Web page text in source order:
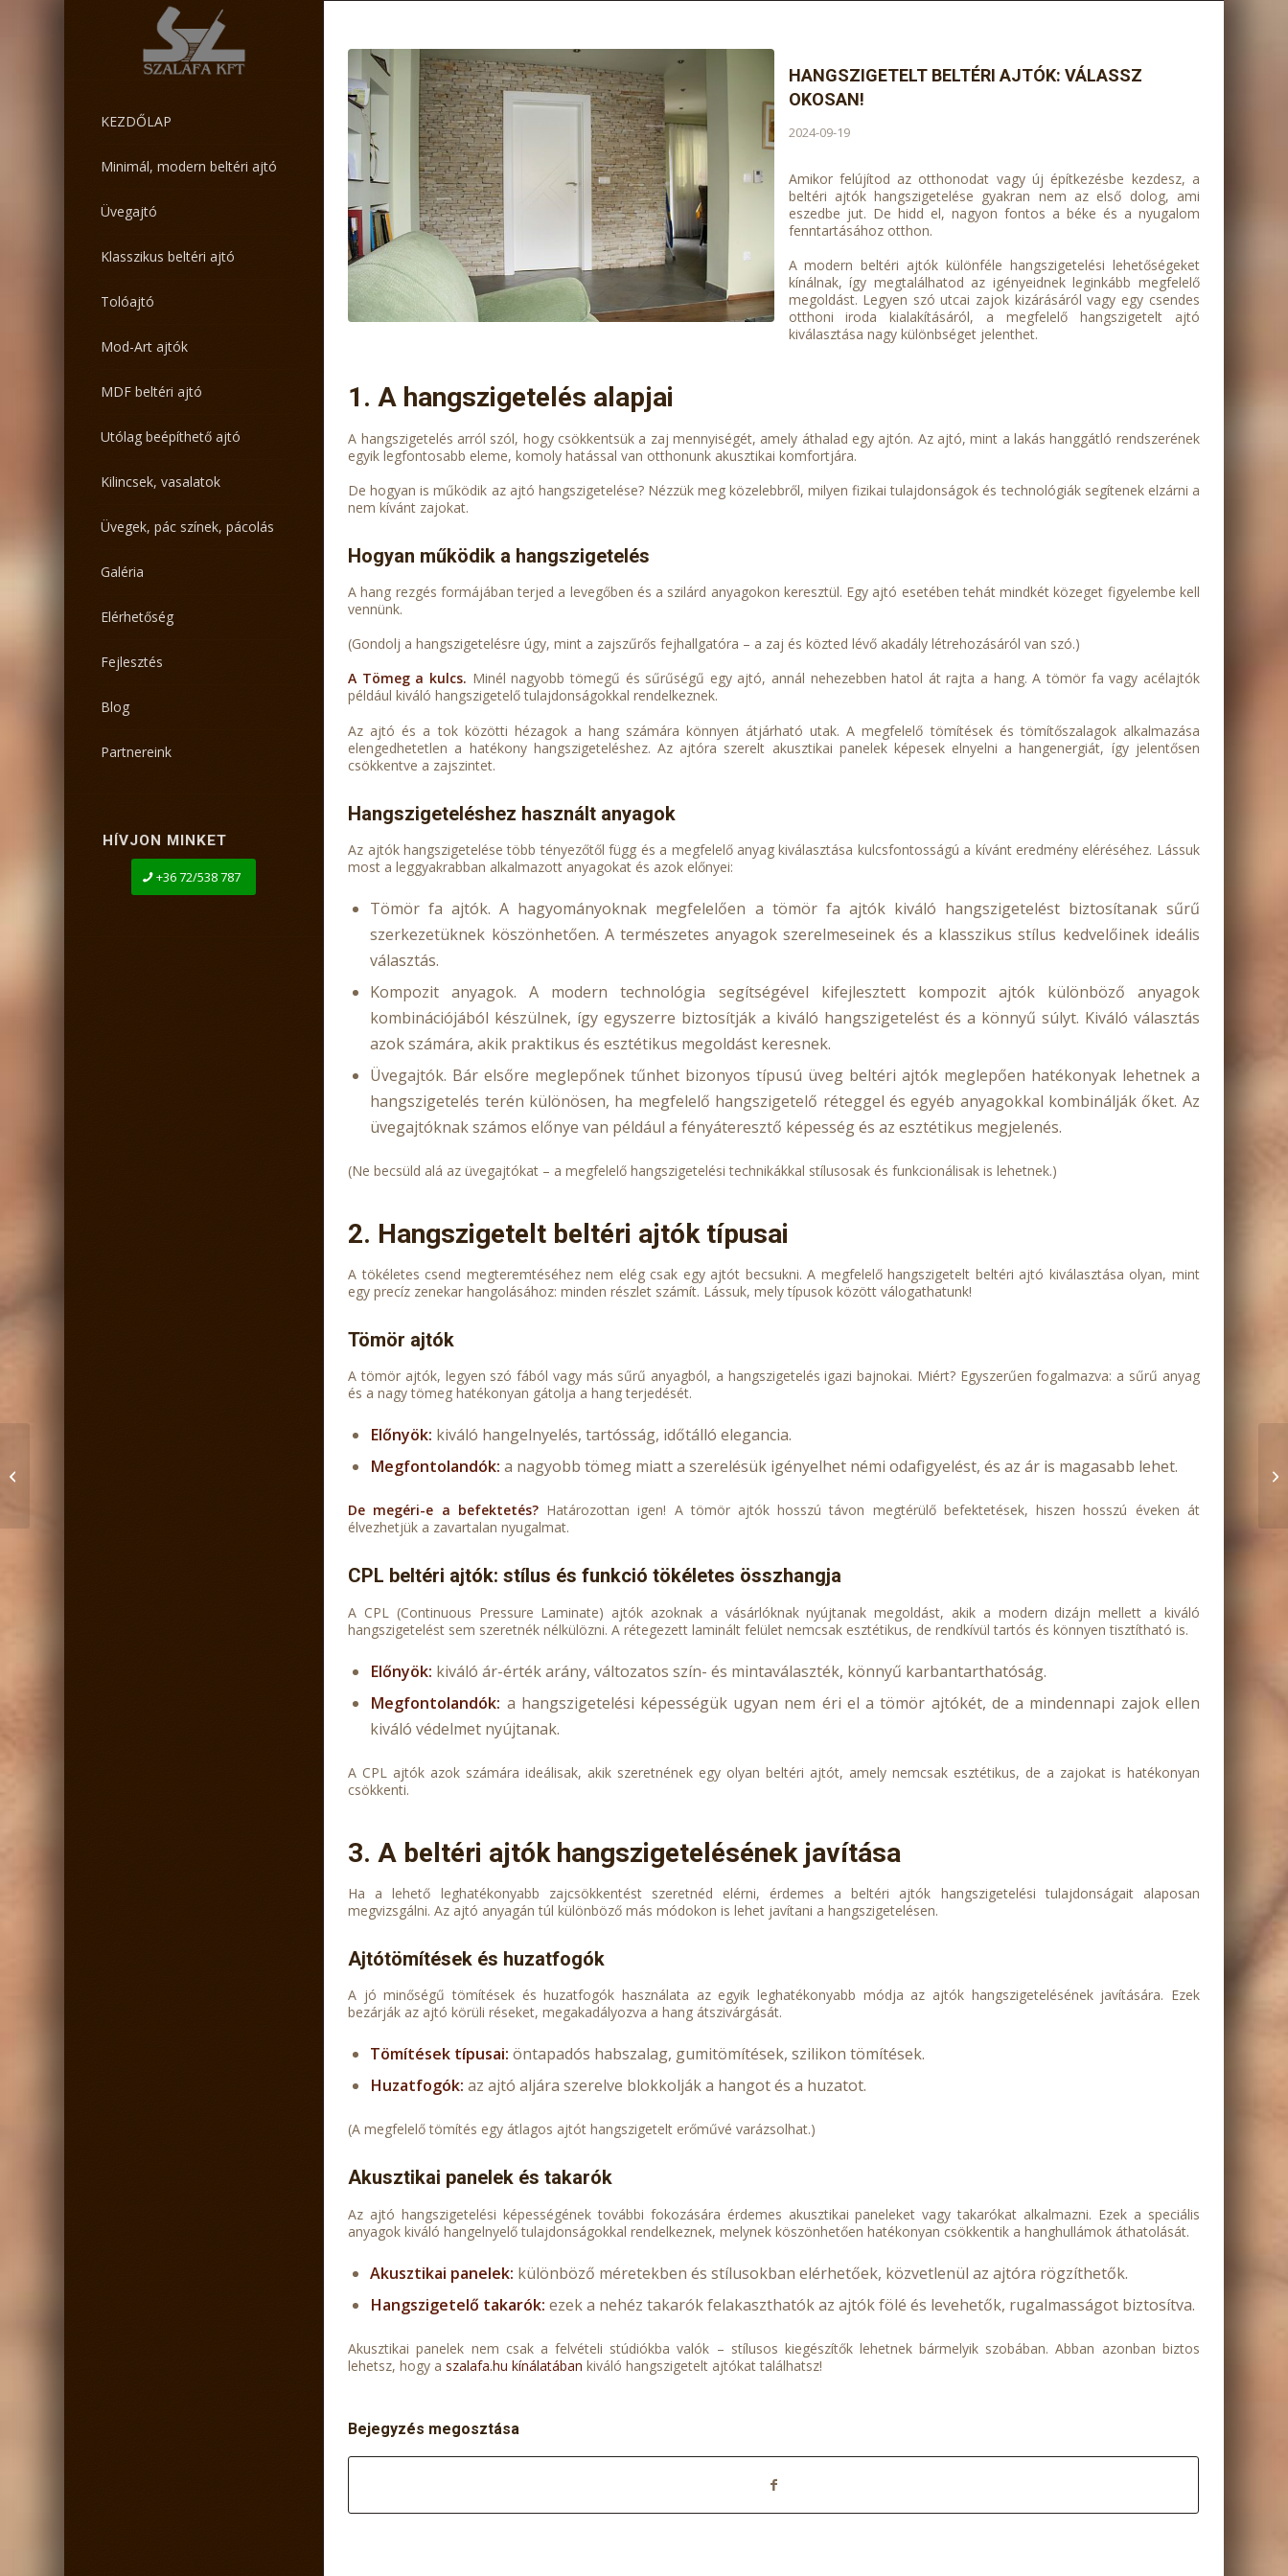
KEZDŐLAP
Minimál, modern beltéri ajtó
Üvegajtó
Klasszikus beltéri ajtó
Tolóajtó
Mod-Art ajtók
MDF beltéri ajtó
Utólag beépíthető ajtó
Kilincsek, vasalatok
Üvegek, pác színek, pácolás
Galéria
Elérhetőség
Fejlesztés
Blog
Partnereink
HÍVJON MINKET
+36 72/538 787
HANGSZIGETELT BELTÉRI AJTÓK: VÁLASSZ
OKOSAN!
2024-09-19
Amikor felújítod az otthonodat vagy új építkezésbe kezdesz, a
beltéri ajtók hangszigetelése gyakran nem az első dolog, ami
eszedbe jut. De hidd el, nagyon fontos a béke és a nyugalom
fenntartásához otthon.
A modern beltéri ajtók különféle hangszigetelési lehetőségeket
kínálnak, így megtalálhatod az igényeidnek leginkább megfelelő
megoldást. Legyen szó utcai zajok kizárásáról vagy egy csendes
otthoni iroda kialakításáról, a megfelelő hangszigetelt ajtó
kiválasztása nagy különbséget jelenthet.
1. A hangszigetelés alapjai
A hangszigetelés arról szól, hogy csökkentsük a zaj mennyiségét, amely áthalad egy ajtón. Az ajtó, mint a lakás hanggátló rendszerének
egyik legfontosabb eleme, komoly hatással van otthonunk akusztikai komfortjára.
De hogyan is működik az ajtó hangszigetelése? Nézzük meg közelebbről, milyen fizikai tulajdonságok és technológiák segítenek elzárni a
nem kívánt zajokat.
Hogyan működik a hangszigetelés
A hang rezgés formájában terjed a levegőben és a szilárd anyagokon keresztül. Egy ajtó esetében tehát mindkét közeget figyelembe kell
vennünk.
(Gondolj a hangszigetelésre úgy, mint a zajszűrős fejhallgatóra – a zaj és közted lévő akadály létrehozásáról van szó.)
A Tömeg a kulcs. Minél nagyobb tömegű és sűrűségű egy ajtó, annál nehezebben hatol át rajta a hang. A tömör fa vagy acélajtók
például kiváló hangszigetelő tulajdonságokkal rendelkeznek.
Az ajtó és a tok közötti hézagok a hang számára könnyen átjárható utak. A megfelelő tömítések és tömítőszalagok alkalmazása
elengedhetetlen a hatékony hangszigeteléshez. Az ajtóra szerelt akusztikai panelek képesek elnyelni a hangenergiát, így jelentősen
csökkentve a zajszintet.
Hangszigeteléshez használt anyagok
Az ajtók hangszigetelése több tényezőtől függ és a megfelelő anyag kiválasztása kulcsfontosságú a kívánt eredmény eléréséhez. Lássuk
most a leggyakrabban alkalmazott anyagokat és azok előnyei:
Tömör fa ajtók. A hagyományoknak megfelelően a tömör fa ajtók kiváló hangszigetelést biztosítanak sűrű
szerkezetüknek köszönhetően. A természetes anyagok szerelmeseinek és a klasszikus stílus kedvelőinek ideális
választás.
Kompozit anyagok. A modern technológia segítségével kifejlesztett kompozit ajtók különböző anyagok
kombinációjából készülnek, így egyszerre biztosítják a kiváló hangszigetelést és a könnyű súlyt. Kiváló választás
azok számára, akik praktikus és esztétikus megoldást keresnek.
Üvegajtók. Bár elsőre meglepőnek tűnhet bizonyos típusú üveg beltéri ajtók meglepően hatékonyak lehetnek a
hangszigetelés terén különösen, ha megfelelő hangszigetelő réteggel és egyéb anyagokkal kombinálják őket. Az
üvegajtóknak számos előnye van például a fényáteresztő képesség és az esztétikus megjelenés.
(Ne becsüld alá az üvegajtókat – a megfelelő hangszigetelési technikákkal stílusosak és funkcionálisak is lehetnek.)
2. Hangszigetelt beltéri ajtók típusai
A tökéletes csend megteremtéséhez nem elég csak egy ajtót becsukni. A megfelelő hangszigetelt beltéri ajtó kiválasztása olyan, mint
egy precíz zenekar hangolásához: minden részlet számít. Lássuk, mely típusok között válogathatunk!
Tömör ajtók
A tömör ajtók, legyen szó fából vagy más sűrű anyagból, a hangszigetelés igazi bajnokai. Miért? Egyszerűen fogalmazva: a sűrű anyag
és a nagy tömeg hatékonyan gátolja a hang terjedését.
Előnyök: kiváló hangelnyelés, tartósság, időtálló elegancia.
Megfontolandók: a nagyobb tömeg miatt a szerelésük igényelhet némi odafigyelést, és az ár is magasabb lehet.
De megéri-e a befektetés?Határozottan igen! A tömör ajtók hosszú távon megtérülő befektetések, hiszen hosszú éveken át
élvezhetjük a zavartalan nyugalmat.
CPL beltéri ajtók: stílus és funkció tökéletes összhangja
A CPL (Continuous Pressure Laminate) ajtók azoknak a vásárlóknak nyújtanak megoldást, akik a modern dizájn mellett a kiváló
hangszigetelést sem szeretnék nélkülözni. A rétegezett laminált felület nemcsak esztétikus, de rendkívül tartós és könnyen tisztítható is.
Előnyök: kiváló ár-érték arány, változatos szín- és mintaválaszték, könnyű karbantarthatóság.
Megfontolandók: a hangszigetelési képességük ugyan nem éri el a tömör ajtókét, de a mindennapi zajok ellen
kiváló védelmet nyújtanak.
A CPL ajtók azok számára ideálisak, akik szeretnének egy olyan beltéri ajtót, amely nemcsak esztétikus, de a zajokat is hatékonyan
csökkenti.
3. A beltéri ajtók hangszigetelésének javítása
Ha a lehető leghatékonyabb zajcsökkentést szeretnéd elérni, érdemes a beltéri ajtók hangszigetelési tulajdonságait alaposan
megvizsgálni. Az ajtó anyagán túl különböző más módokon is lehet javítani a hangszigetelésen.
Ajtótömítések és huzatfogók
A jó minőségű tömítések és huzatfogók használata az egyik leghatékonyabb módja az ajtók hangszigetelésének javítására. Ezek
bezárják az ajtó körüli réseket, megakadályozva a hang átszivárgását.
Tömítések típusai: öntapadós habszalag, gumitömítések, szilikon tömítések.
Huzatfogók: az ajtó aljára szerelve blokkolják a hangot és a huzatot.
(A megfelelő tömítés egy átlagos ajtót hangszigetelt erőművé varázsolhat.)
Akusztikai panelek és takarók
Az ajtó hangszigetelési képességének további fokozására érdemes akusztikai paneleket vagy takarókat alkalmazni. Ezek a speciális
anyagok kiváló hangelnyelő tulajdonságokkal rendelkeznek, melynek köszönhetően hatékonyan csökkentik a hanghullámok áthatolását.
Akusztikai panelek: különböző méretekben és stílusokban elérhetőek, közvetlenül az ajtóra rögzíthetők.
Hangszigetelő takarók: ezek a nehéz takarók felakaszthatók az ajtók fölé és levehetők, rugalmasságot biztosítva.
Akusztikai panelek nem csak a felvételi stúdiókba valók – stílusos kiegészítők lehetnek bármelyik szobában. Abban azonban biztos
lehetsz, hogy aszalafa.hu kínálatában kiváló hangszigetelt ajtókat találhatsz!
Bejegyzés megosztása